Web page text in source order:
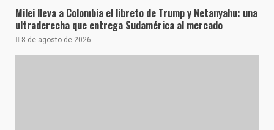
Milei lleva a Colombia el libreto de Trump y Netanyahu: una
ultraderecha que entrega Sudamérica al mercado
8 de agosto de 2026